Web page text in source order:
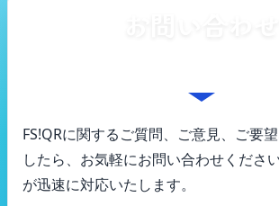
FS!QRに関するご質問、ご意見、ご要
したら、お気軽にお問い合わせくださ
が迅速に対応いたします。